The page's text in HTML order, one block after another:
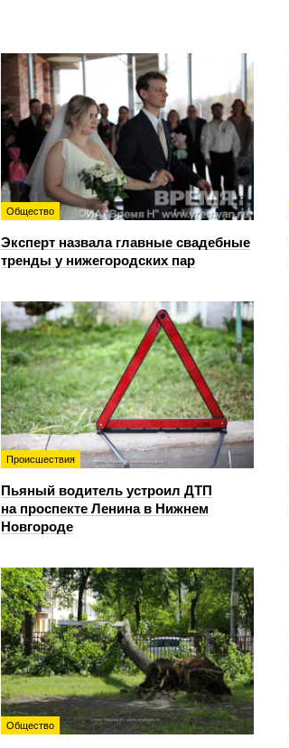
Общество
Эксперт назвала главные свадебные
тренды у нижегородских пар
Происшествия
Пьяный водитель устроил ДТП
на проспекте Ленина в Нижнем
Новгороде
Общество